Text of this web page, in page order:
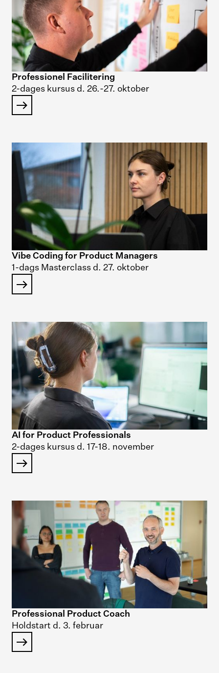
Professionel Facilitering
2-dages kursus d. 26.-27. oktober
Vibe Coding for Product Managers
1-dags Masterclass d. 27. oktober
AI for Product Professionals
2-dages kursus d. 17-18. november
Professional Product Coach
Holdstart d. 3. februar